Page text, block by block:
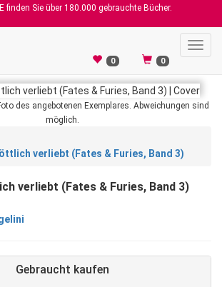
finden Sie über 180.000 gebrauchte Bücher.
0 0
des angebotenen Exemplares. Abweichungen sind
möglich.
verliebt (Fates & Furies, Band 3)
verliebt (Fates & Furies, Band 3)
Gebraucht kaufen